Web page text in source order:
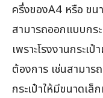
ครึ่งของA4 หรือ ข
สามารถออกแบบกร
เพราะโรงงานกระ
ต้องการ เช่นสามาร
กระเป๋าให้มีขนาดเ